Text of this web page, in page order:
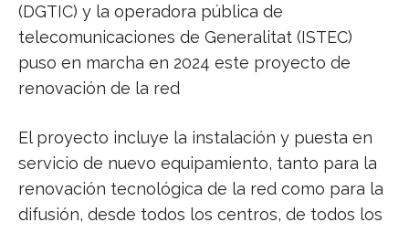
(DGTIC) y la operadora pública de
telecomunicaciones de Generalitat (ISTEC)
puso en marcha en 2024 este proyecto de
renovación de la red
El proyecto incluye la instalación y puesta en
servicio de nuevo equipamiento, tanto para la
renovación tecnológica de la red como para la
difusión, desde todos los centros, de todos los